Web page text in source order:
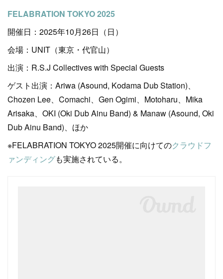
FELABRATION TOKYO 2025
開催日：2025年10月26日（日）
会場：UNIT（東京・代官山）
出演：R.S.J Collectives with Special Guests
ゲスト出演：Ariwa (Asound, Kodama Dub Station)、
Chozen Lee、Comachi、Gen Ogimi、Motoharu、Mika
Arisaka、OKI (Oki Dub Ainu Band) & Manaw (Asound, Oki
Dub Ainu Band)、ほか
※FELABRATION TOKYO 2025開催に向けてのクラウドフ
ァンディングも実施されている。